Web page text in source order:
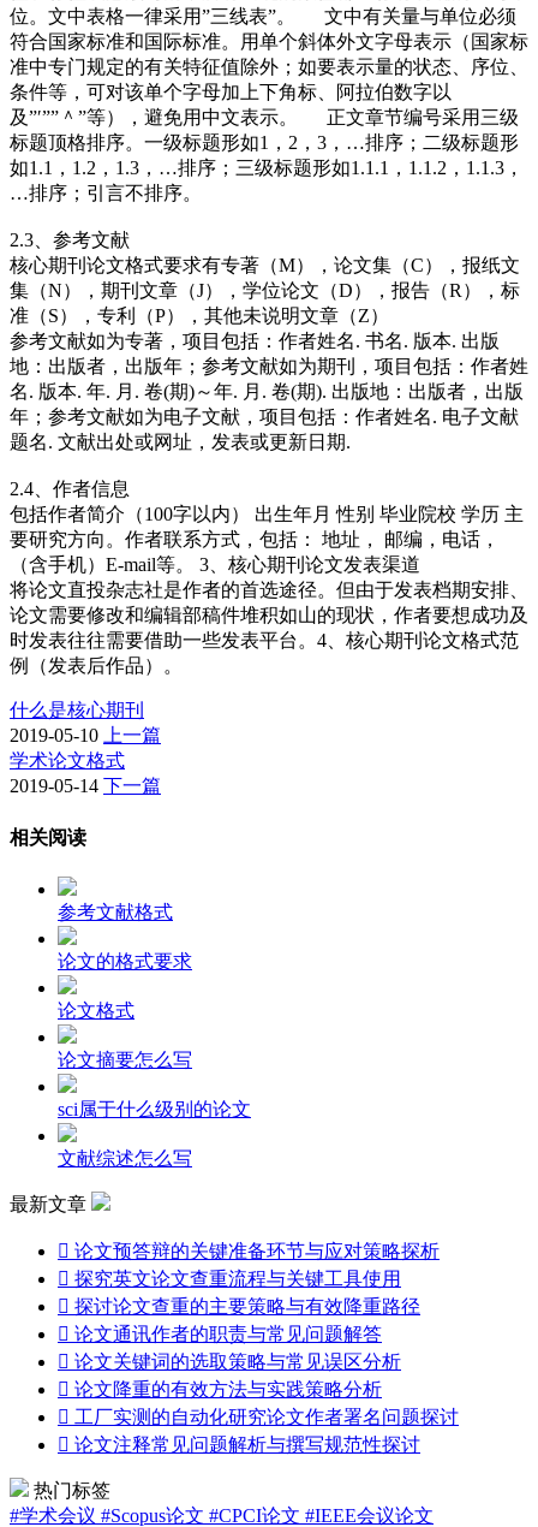
位。文中表格一律采用”三线表”。 文中有关量与单位必须
符合国家标准和国际标准。用单个斜体外文字母表示（国家标
准中专门规定的有关特征值除外；如要表示量的状态、序位、
条件等，可对该单个字母加上下角标、阿拉伯数字以
及”′””＾”等），避免用中文表示。 正文章节编号采用三级
标题顶格排序。一级标题形如1，2，3，…排序；二级标题形
如1.1，1.2，1.3，…排序；三级标题形如1.1.1，1.1.2，1.1.3，
…排序；引言不排序。
2.3、参考文献
核心期刊论文格式要求有专著（M），论文集（C），报纸文
集（N），期刊文章（J），学位论文（D），报告（R），标
准（S），专利（P），其他未说明文章（Z）
参考文献如为专著，项目包括：作者姓名. 书名. 版本. 出版
地：出版者，出版年；参考文献如为期刊，项目包括：作者姓
名. 版本. 年. 月. 卷(期)～年. 月. 卷(期). 出版地：出版者，出版
年；参考文献如为电子文献，项目包括：作者姓名. 电子文献
题名. 文献出处或网址，发表或更新日期.
2.4、作者信息
包括作者简介（100字以内） 出生年月 性别 毕业院校 学历 主
要研究方向。作者联系方式，包括： 地址， 邮编，电话，
（含手机）E-mail等。 3、核心期刊论文发表渠道
将论文直投杂志社是作者的首选途径。但由于发表档期安排、
论文需要修改和编辑部稿件堆积如山的现状，作者要想成功及
时发表往往需要借助一些发表平台。4、核心期刊论文格式范
例（发表后作品）。
什么是核心期刊
2019-05-10 上一篇
学术论文格式
2019-05-14 下一篇
相关阅读
参考文献格式
论文的格式要求
论文格式
论文摘要怎么写
sci属于什么级别的论文
文献综述怎么写
最新文章
 论文预答辩的关键准备环节与应对策略探析
 探究英文论文查重流程与关键工具使用
 探讨论文查重的主要策略与有效降重路径
 论文通讯作者的职责与常见问题解答
 论文关键词的选取策略与常见误区分析
 论文降重的有效方法与实践策略分析
 工厂实测的自动化研究论文作者署名问题探讨
 论文注释常见问题解析与撰写规范性探讨
热门标签
#学术会议 #Scopus论文 #CPCI论文 #IEEE会议论文